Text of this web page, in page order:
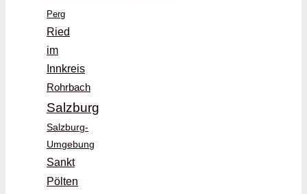
Perg
Ried
im
Innkreis
Rohrbach
Salzburg
Salzburg-
Umgebung
Sankt
Pölten